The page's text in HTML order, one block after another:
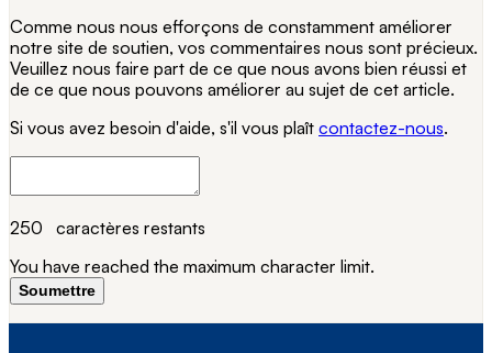
Comme nous nous efforçons de constamment améliorer
notre site de soutien, vos commentaires nous sont précieux.
Veuillez nous faire part de ce que nous avons bien réussi et
de ce que nous pouvons améliorer au sujet de cet article.
Si vous avez besoin d'aide, s'il vous plaît contactez-nous.
250 caractères restants
You have reached the maximum character limit.
Soumettre